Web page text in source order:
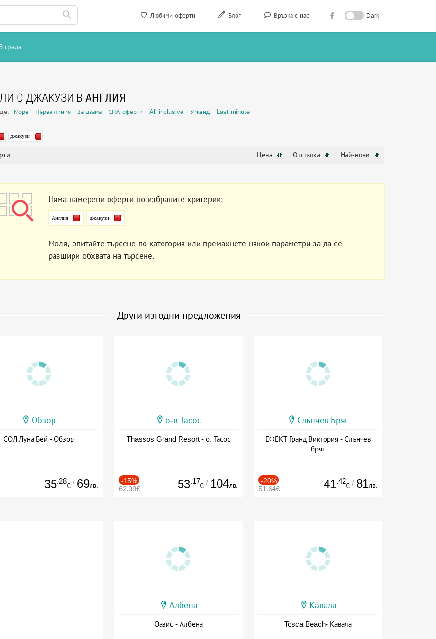
Любими оферти Блог Връзка с нас Dark
В града
С ДЖАКУЗИ В АНГЛИЯ
Море Първа линия За двама СПА оферти All inclusive Уикенд Last minute
джакузи
Цена Отстъпка Най-нови
Няма намерени оферти по избраните критерии:
Англия джакузи
Моля, опитайте търсене по категория или премахнете някои параметри за да се
разшири обхвата на търсене.
Други изгодни предложения
Обзор
СОЛ Луна Бей - Обзор
35.28
€ / 69лв.
о-в Тасос
Thassos Grand Resort - о. Тасос
-15%
62.38€ 53.17
€ / 104лв.
Слънчев Бряг
ЕФЕКТ Гранд Виктория - Слънчев
бряг
-20%
51.64€ 41.42
€ / 81лв.
Албена
Оазис - Албена
Кавала
Tosca Beach- Кавала